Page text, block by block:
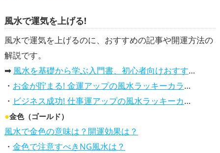
風水で運気を上げる!
風水で運気を上げるのに、おすすめの記事や開運方法の
解説です。
➡ 風水を基礎から学ぶ入門書、初心者向けおすすめ本
・ お金が貯まる! 金運アップの風水ラッキーカラー5選、効果解説
・ ビジネス成功! 仕事運アップの風水ラッキーカラー5選、効果解説
●金色（ゴールド）
風水で金色の意味は？開運効果は？
・ 金色で注意すべきNG風水は？